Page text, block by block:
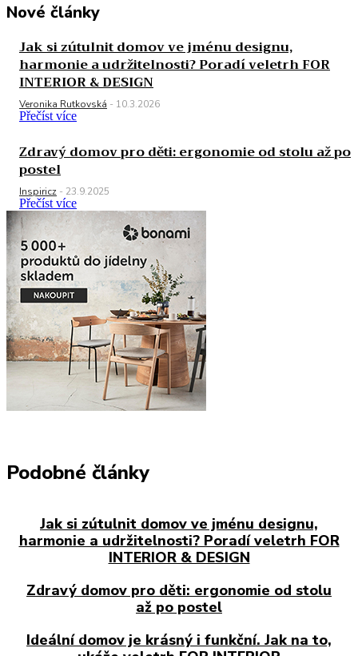
Nové články
Jak si zútulnit domov ve jménu designu,
harmonie a udržitelnosti? Poradí veletrh FOR
INTERIOR & DESIGN
Veronika Rutkovská - 10.3.2026
Přečíst více
Zdravý domov pro děti: ergonomie od stolu až po
postel
Inspiricz - 23.9.2025
Přečíst více
Podobné články
Jak si zútulnit domov ve jménu designu,
harmonie a udržitelnosti? Poradí veletrh FOR
INTERIOR & DESIGN
Zdravý domov pro děti: ergonomie od stolu
až po postel
Ideální domov je krásný i funkční. Jak na to,